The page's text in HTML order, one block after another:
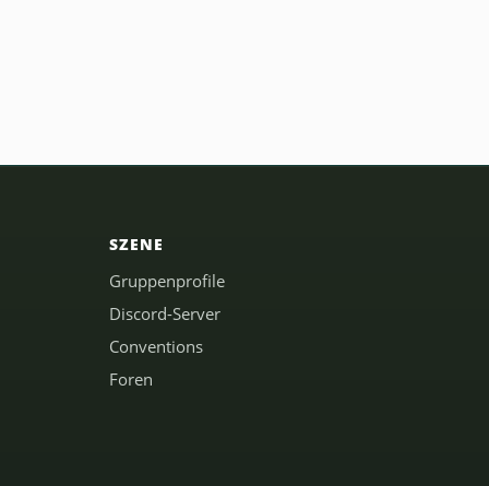
SZENE
Gruppenprofile
Discord-Server
Conventions
Foren